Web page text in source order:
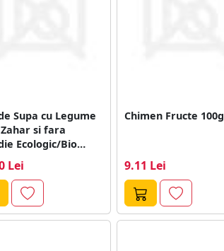
Supa cu Legume
si fara
Ecologic/Bio
Lei
Chimen Fructe 100g
9.11 Lei